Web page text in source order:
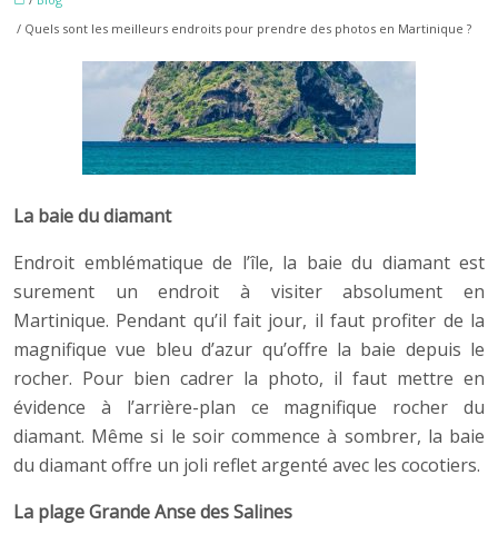
/ Quels sont les meilleurs endroits pour prendre des photos en Martinique ?
La baie du diamant
Endroit emblématique de l’île, la baie du diamant est
surement un endroit à visiter absolument en
Martinique. Pendant qu’il fait jour, il faut profiter de la
magnifique vue bleu d’azur qu’offre la baie depuis le
rocher. Pour bien cadrer la photo, il faut mettre en
évidence à l’arrière-plan ce magnifique rocher du
diamant. Même si le soir commence à sombrer, la baie
du diamant offre un joli reflet argenté avec les cocotiers.
La plage Grande Anse des Salines